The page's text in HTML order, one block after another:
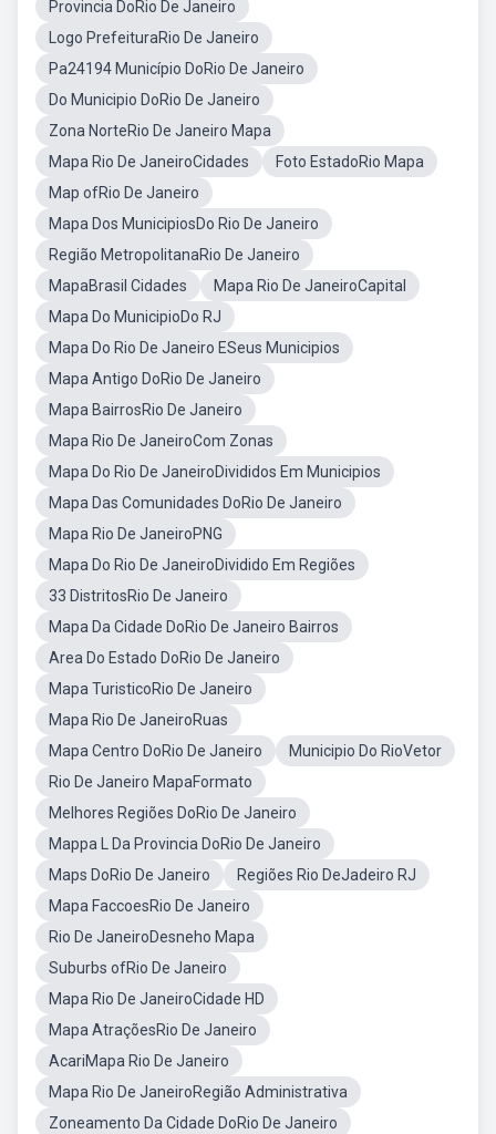
Provincia DoRio De Janeiro
Logo PrefeituraRio De Janeiro
Pa24194 Município DoRio De Janeiro
Do Municipio DoRio De Janeiro
Zona NorteRio De Janeiro Mapa
Mapa Rio De JaneiroCidades
Foto EstadoRio Mapa
Map ofRio De Janeiro
Mapa Dos MunicipiosDo Rio De Janeiro
Região MetropolitanaRio De Janeiro
MapaBrasil Cidades
Mapa Rio De JaneiroCapital
Mapa Do MunicipioDo RJ
Mapa Do Rio De Janeiro ESeus Municipios
Mapa Antigo DoRio De Janeiro
Mapa BairrosRio De Janeiro
Mapa Rio De JaneiroCom Zonas
Mapa Do Rio De JaneiroDivididos Em Municipios
Mapa Das Comunidades DoRio De Janeiro
Mapa Rio De JaneiroPNG
Mapa Do Rio De JaneiroDividido Em Regiões
33 DistritosRio De Janeiro
Mapa Da Cidade DoRio De Janeiro Bairros
Area Do Estado DoRio De Janeiro
Mapa TuristicoRio De Janeiro
Mapa Rio De JaneiroRuas
Mapa Centro DoRio De Janeiro
Municipio Do RioVetor
Rio De Janeiro MapaFormato
Melhores Regiões DoRio De Janeiro
Mappa L Da Provincia DoRio De Janeiro
Maps DoRio De Janeiro
Regiões Rio DeJadeiro RJ
Mapa FaccoesRio De Janeiro
Rio De JaneiroDesneho Mapa
Suburbs ofRio De Janeiro
Mapa Rio De JaneiroCidade HD
Mapa AtraçõesRio De Janeiro
AcariMapa Rio De Janeiro
Mapa Rio De JaneiroRegião Administrativa
Zoneamento Da Cidade DoRio De Janeiro